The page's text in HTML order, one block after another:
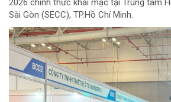
2026 chính thức khai mạc tại Trung tâm
Sài Gòn (SECC), TP.Hồ Chí Minh.